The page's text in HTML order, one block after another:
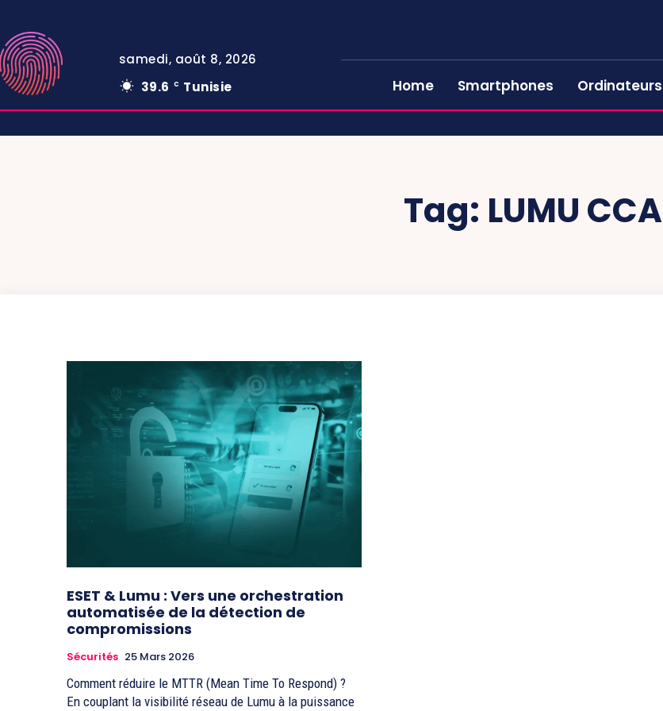
samedi, août 8, 2026
39.6
C Tunisie Home Smartphones Ordinateurs
Tag: LUMU CCA
ESET & Lumu : Vers une orchestration
automatisée de la détection de
compromissions
Sécurités 25 Mars 2026
Comment réduire le MTTR (Mean Time To Respond) ?
En couplant la visibilité réseau de Lumu à la puissance